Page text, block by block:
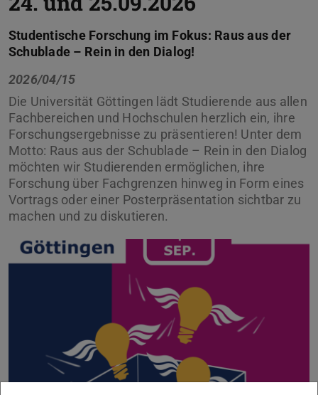
Studentische Forschung im Fokus: Raus aus der
Schublade – Rein in den Dialog!
2026/04/15
Die Universität Göttingen lädt Studierende aus allen
Fachbereichen und Hochschulen herzlich ein, ihre
Forschungsergebnisse zu präsentieren! Unter dem
Motto: Raus aus der Schublade – Rein in den Dialog
möchten wir Studierenden ermöglichen, ihre
Forschung über Fachgrenzen hinweg in Form eines
Vortrags oder einer Posterpräsentation sichtbar zu
machen und zu diskutieren.